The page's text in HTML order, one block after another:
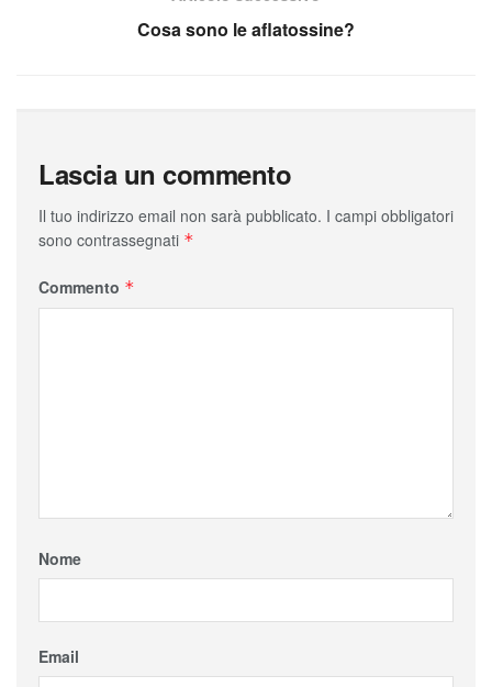
Cosa sono le aflatossine?
Lascia un commento
Il tuo indirizzo email non sarà pubblicato. I campi obbligatori
sono contrassegnati *
Commento *
Nome
Email